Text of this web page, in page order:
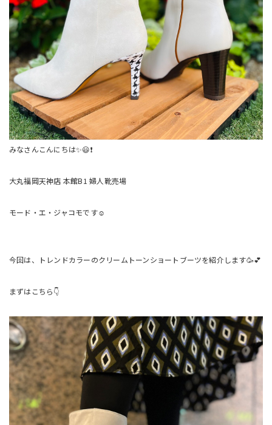
みなさんこんにちは✨😃❗
大丸福岡天神店 本館B1 婦人靴売場
モード・エ・ジャコモです☺️
今回は、トレンドカラーのクリームトーンショートブーツを紹介します🥳💕
まずはこちら👇